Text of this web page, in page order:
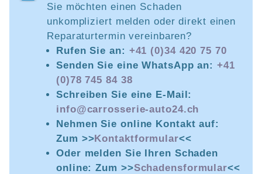
Sie möchten einen Schaden
unkompliziert melden oder direkt einen
Reparaturtermin vereinbaren?
Rufen Sie an: +41 (0)34 420 75 70
Senden Sie eine WhatsApp an:+41
(0)78 745 84 38
Schreiben Sie eine E-Mail:
info@carrosserie-auto24.ch
Nehmen Sie online Kontakt auf:
Zum >>Kontaktformular<<
Oder melden Sie Ihren Schaden
online: Zum >>Schadensformular<<